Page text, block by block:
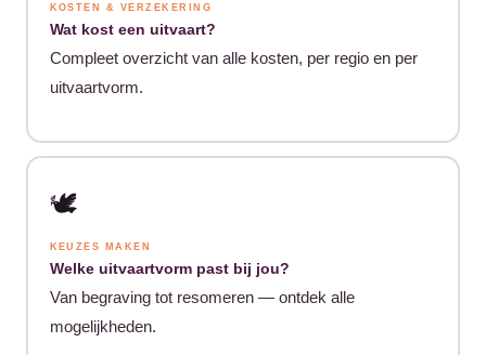
KOSTEN & VERZEKERING
Wat kost een uitvaart?
Compleet overzicht van alle kosten, per regio en per
uitvaartvorm.
🕊️
KEUZES MAKEN
Welke uitvaartvorm past bij jou?
Van begraving tot resomeren — ontdek alle
mogelijkheden.